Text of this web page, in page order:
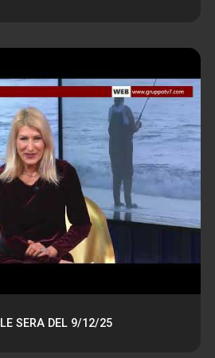
SERA DEL 9/12/25